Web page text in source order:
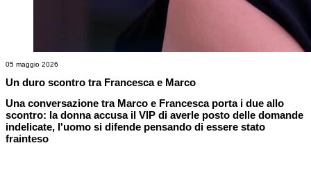
05 maggio 2026
Un duro scontro tra Francesca e Marco
Una conversazione tra Marco e Francesca porta i due allo
scontro: la donna accusa il VIP di averle posto delle domande
indelicate, l'uomo si difende pensando di essere stato
frainteso